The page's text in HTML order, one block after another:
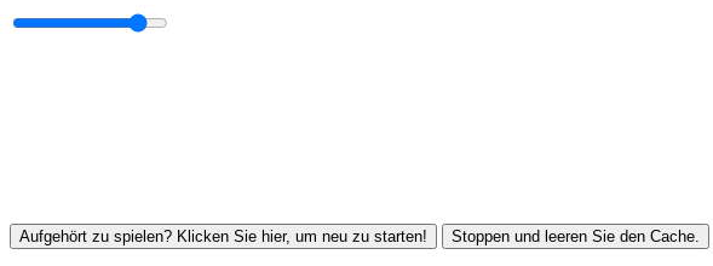
Aufgehört zu spielen? Klicken Sie hier, um neu zu starten! Stoppen und leeren Sie den Cache.